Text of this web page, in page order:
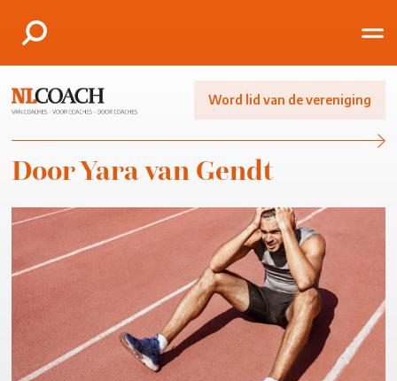
Word lid van de vereniging
Door Yara van Gendt